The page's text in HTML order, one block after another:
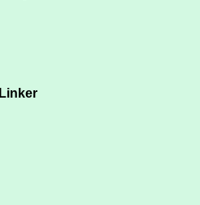
Linker